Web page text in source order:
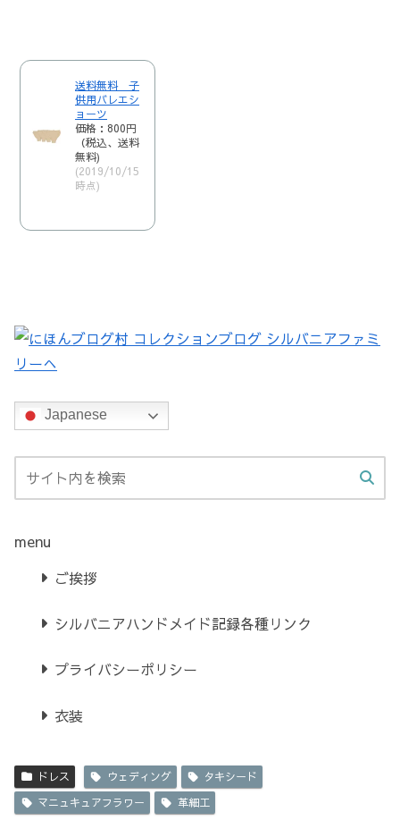
送料無料 子
供用バレエシ
ョーツ
価格：800円
（税込、送料
無料)
(2019/10/15
時点)
Japanese
menu
ご挨拶
シルバニアハンドメイド記録各種リンク
プライバシーポリシー
衣装
ドレス ウェディング
タキシード
マニュキュアフラワー
革細工